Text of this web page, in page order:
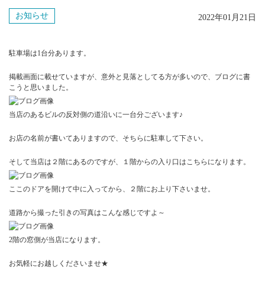
メニュー
通販SHOP
お問い合わせ
お知らせ 2022年01月21日
駐車場は1台分あります。
掲載画面に載せていますが、意外と見落としてる方が多いので、ブログに書
こうと思いました。
当店のあるビルの反対側の道沿いに一台分ございます♪
お店の名前が書いてありますので、そちらに駐車して下さい。
そして当店は２階にあるのですが、１階からの入り口はこちらになります。
ここのドアを開けて中に入ってから、２階にお上り下さいませ。
道路から撮った引きの写真はこんな感じですよ～
2階の窓側が当店になります。
お気軽にお越しくださいませ★